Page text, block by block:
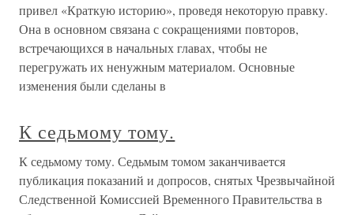
привел «Краткую историю», проведя некоторую правку.
Она в основном связана с сокращениями повторов,
встречающихся в начальных главах, чтобы не
перегружать их ненужным материалом. Основные
изменения были сделаны в
К седьмому тому.
К седьмому тому. Седьмым томом заканчивается
публикация показаний и допросов, снятых Чрезвычайной
Следственной Комиссией Временного Правительства в